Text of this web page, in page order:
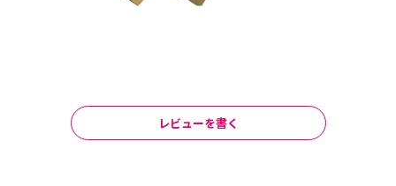
レビューを書く